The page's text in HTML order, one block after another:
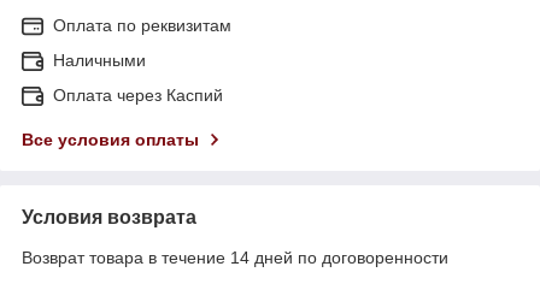
Оплата по реквизитам
Наличными
Оплата через Каспий
Все условия оплаты
Условия возврата
Возврат товара в течение 14 дней по договоренности